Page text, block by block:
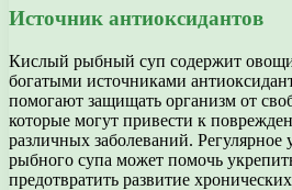
Источник антиоксидантов
Кислый рыбный суп содержит
богатыми источниками
помогают защищать организм от
которые могут привести к
различных заболеваний. Регулярное
рыбного супа может помочь
предотвратить развитие